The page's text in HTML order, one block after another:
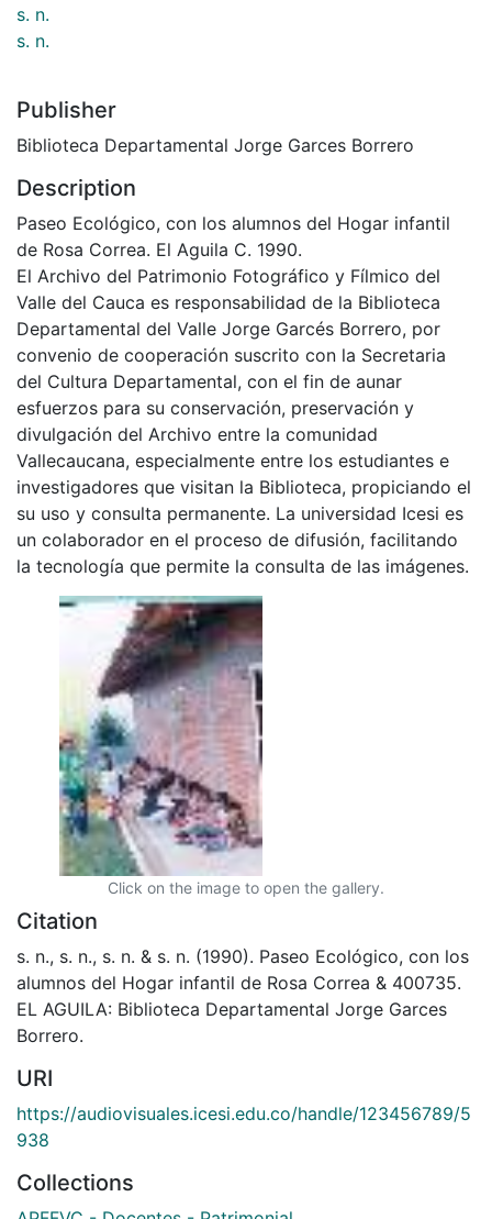
s. n.
s. n.
Publisher
Biblioteca Departamental Jorge Garces Borrero
Description
Paseo Ecológico, con los alumnos del Hogar infantil
de Rosa Correa. El Aguila C. 1990.
El Archivo del Patrimonio Fotográfico y Fílmico del
Valle del Cauca es responsabilidad de la Biblioteca
Departamental del Valle Jorge Garcés Borrero, por
convenio de cooperación suscrito con la Secretaria
del Cultura Departamental, con el fin de aunar
esfuerzos para su conservación, preservación y
divulgación del Archivo entre la comunidad
Vallecaucana, especialmente entre los estudiantes e
investigadores que visitan la Biblioteca, propiciando el
su uso y consulta permanente. La universidad Icesi es
un colaborador en el proceso de difusión, facilitando
la tecnología que permite la consulta de las imágenes.
Click on the image to open the gallery.
Citation
s. n., s. n., s. n. & s. n. (1990). Paseo Ecológico, con los
alumnos del Hogar infantil de Rosa Correa & 400735.
EL AGUILA: Biblioteca Departamental Jorge Garces
Borrero.
URI
https://audiovisuales.icesi.edu.co/handle/123456789/5
938
Collections